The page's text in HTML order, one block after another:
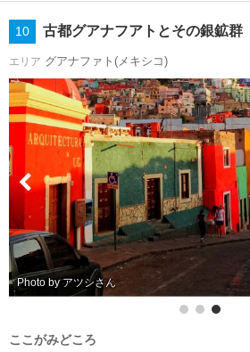
10 古都グアナフアトとその銀鉱群
エリア グアナファト(メキシコ)
Photo by アツシ
ここがみどころ